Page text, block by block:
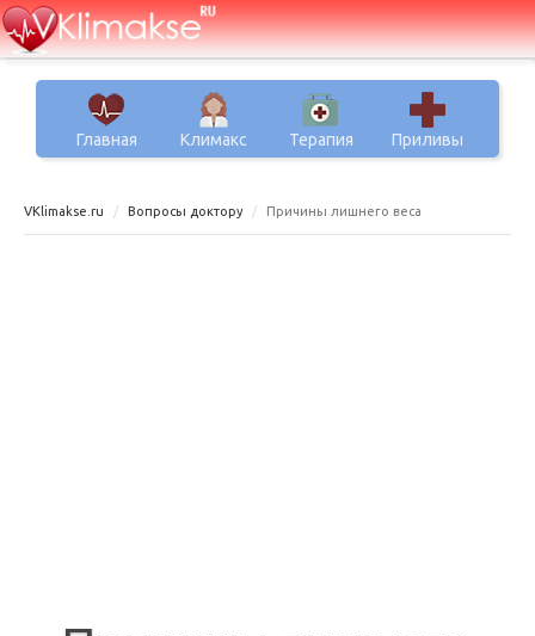
Главная Климакс Терапия Приливы
VKlimakse.ru Вопросы доктору Причины лишнего веса